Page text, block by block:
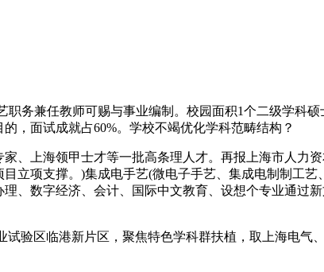
务兼任教师可赐与事业编制。校园面积1个二级学科硕
，面试成就占60%。学校不竭优化学科范畴结构？
上海领甲士才等一批高条理人才。再报上海市人力
立项支撑。)集成电手艺(微电子手艺、集成电制制工艺
、数字经济、会计、国际中文教育、设想个专业通过
验区临港新片区，聚焦特色学科群扶植，取上海电气